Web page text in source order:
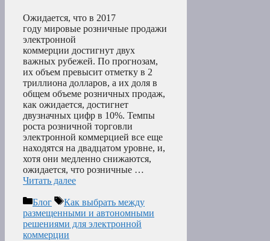
Ожидается, что в 2017
году мировые розничные продажи
электронной
коммерции достигнут двух
важных рубежей. По прогнозам,
их объем превысит отметку в 2
триллиона долларов, а их доля в
общем объеме розничных продаж,
как ожидается, достигнет
двузначных цифр в 10%. Темпы
роста розничной торговли
электронной коммерцией все еще
находятся на двадцатом уровне, и,
хотя они медленно снижаются,
ожидается, что розничные …
Читать далее
Рубрики
Блог Метки
Как выбрать между
размещенными и автономными
решениями для электронной
коммерции